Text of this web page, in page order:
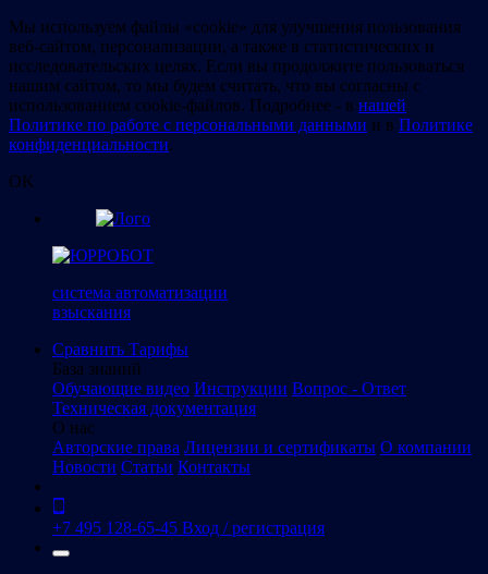
Мы используем файлы «cookie» для улучшения пользования
веб-сайтом, персонализации, а также в статистических и
исследовательских целях. Если вы продолжите пользоваться
нашим сайтом, то мы будем считать, что вы согласны с
использованием cookie-файлов. Подробнее - в нашей
Политике по работе с персональными данными и в Политике
конфиденциальности.
OK
система автоматизации
взыскания
Сравнить Тарифы
База знаний
Обучающие видео Инструкции Вопрос - Ответ
Техническая документация
О нас
Авторские права Лицензии и сертификаты О компании
Новости Статьи Контакты
+7 495 128-65-45 Вход / регистрация